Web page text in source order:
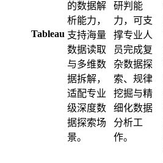
Tableau
的数据解
析能力，
支持海量
数据读取
与多维数
据拆解，
适配专业
级深度数
据探索场
景。
研判能
力，可支
撑专业人
员完成复
杂数据探
索、规律
挖掘与精
细化数据
分析工
作。